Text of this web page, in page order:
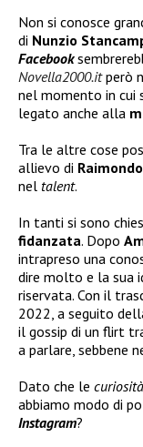
Non si conosce
di Nunzio
Facebook
Novella2000.it però
nel momento in cui
legato anche alla
Tra le altre cose
allievo di
nel talent.
In tanti si sono
fidanzata. Dopo
intrapreso una
dire molto e la sua
riservata. Con il
2022, a seguito
il gossip di un flirt
a parlare, sebbene
Dato che le curiosità
abbiamo modo di
Instagram?